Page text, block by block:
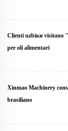
Clienti uzbiки visitano
per oli alimentari
Xinmao Machinery
brasiliano